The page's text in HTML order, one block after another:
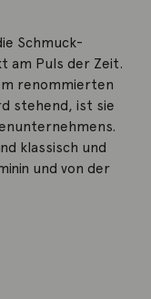
Schmuck-
am Puls der Zeit.
renommierten
stehend, ist sie
klassisch und
und von der